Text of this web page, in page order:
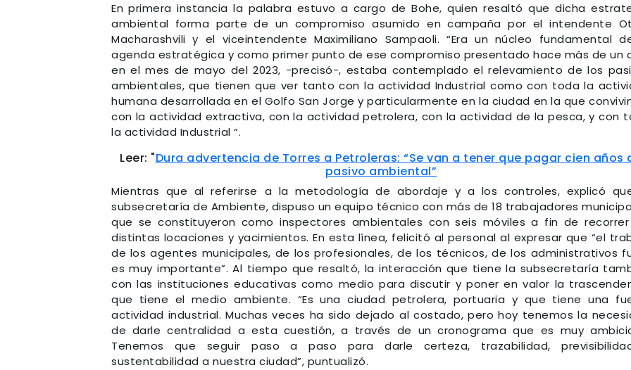
En primera instancia la palabra estuvo a cargo de Bohe, quien resaltó que dicha
ambiental forma parte de un compromiso asumido en campaña por el intendente
Macharashvili y el viceintendente Maximiliano Sampaoli. “Era un núcleo fundamental
agenda estratégica y como primer punto de ese compromiso presentado hace más de un
en el mes de mayo del 2023, -precisó-, estaba contemplado el relevamiento de los
ambientales, que tienen que ver tanto con la actividad Industrial como con toda la
humana desarrollada en el Golfo San Jorge y particularmente en la ciudad en la que
con la actividad extractiva, con la actividad petrolera, con la actividad de la pesca, y con
la actividad Industrial “.
Leer: "Dura advertencia de Torres a Petroleras: “Se van a tener que pagar cien años
pasivo ambiental”
Mientras que al referirse a la metodología de abordaje y a los controles, explicó
subsecretaría de Ambiente, dispuso un equipo técnico con más de 18 trabajadores
que se constituyeron como inspectores ambientales con seis móviles a fin de
distintas locaciones y yacimientos. En esta línea, felicitó al personal al expresar que “el
de los agentes municipales, de los profesionales, de los técnicos, de los administrativos
es muy importante”. Al tiempo que resaltó, la interacción que tiene la subsecretaría
con las instituciones educativas como medio para discutir y poner en valor la
que tiene el medio ambiente. “Es una ciudad petrolera, portuaria y que tiene una
actividad industrial. Muchas veces ha sido dejado al costado, pero hoy tenemos la
de darle centralidad a esta cuestión, a través de un cronograma que es muy
Tenemos que seguir paso a paso para darle certeza, trazabilidad,
sustentabilidad a nuestra ciudad”, puntualizó.